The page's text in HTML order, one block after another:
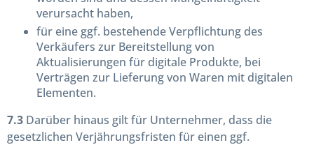
verursacht haben,
für eine ggf. bestehende Verpflichtung des
Verkäufers zur Bereitstellung von
Aktualisierungen für digitale Produkte, bei
Verträgen zur Lieferung von Waren mit digitalen
Elementen.
7.3 Darüber hinaus gilt für Unternehmer, dass die
gesetzlichen Verjährungsfristen für einen ggf.